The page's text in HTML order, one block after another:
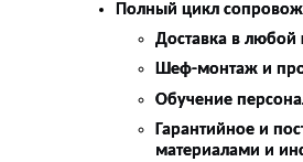
Полный цикл
Доставка в любой
Шеф-монтаж и
Обучение
Гарантийное и
материалами и